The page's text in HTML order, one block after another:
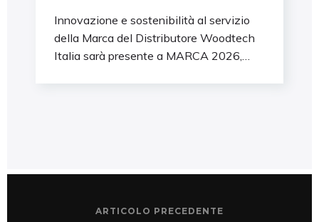
Innovazione e sostenibilità al servizio
della Marca del Distributore Woodtech
Italia sarà presente a MARCA 2026,
ARTICOLO PRECEDENTE